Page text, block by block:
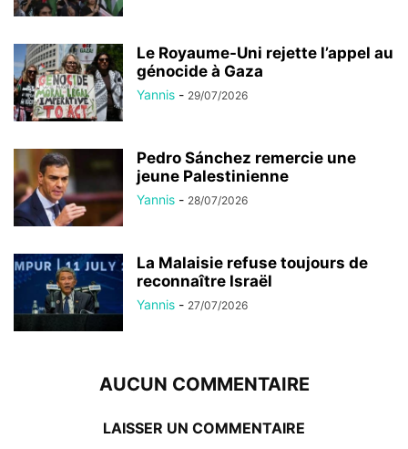
Le Royaume-Uni rejette l’appel au
génocide à Gaza
Yannis - 29/07/2026
Pedro Sánchez remercie une
jeune Palestinienne
Yannis - 28/07/2026
La Malaisie refuse toujours de
reconnaître Israël
Yannis - 27/07/2026
AUCUN COMMENTAIRE
LAISSER UN COMMENTAIRE